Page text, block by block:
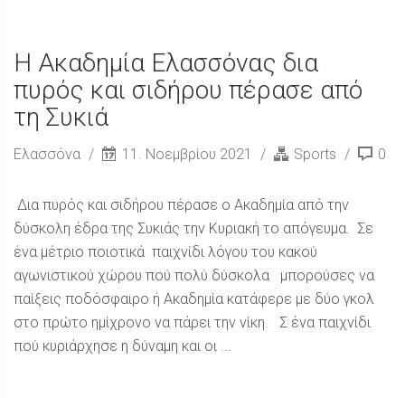
Η Ακαδημία Ελασσόνας δια
πυρός και σιδήρου πέρασε από
τη Συκιά
Ελασσόνα 11. Νοεμβρίου 2021 Sports 0
Δια πυρός και σιδήρου πέρασε ο Ακαδημία από την
δύσκολη έδρα της Συκιάς την Κυριακή το απόγευμα. Σε
ένα μέτριο ποιοτικά παιχνίδι λόγου του κακού
αγωνιστικού χώρου πού πολύ δύσκολα μπορούσες να
παίξεις ποδόσφαιρο ή Ακαδημία κατάφερε με δύο γκολ
στο πρώτο ημίχρονο να πάρει την νίκη. Σ ένα παιχνίδι
πού κυριάρχησε η δύναμη και οι ...